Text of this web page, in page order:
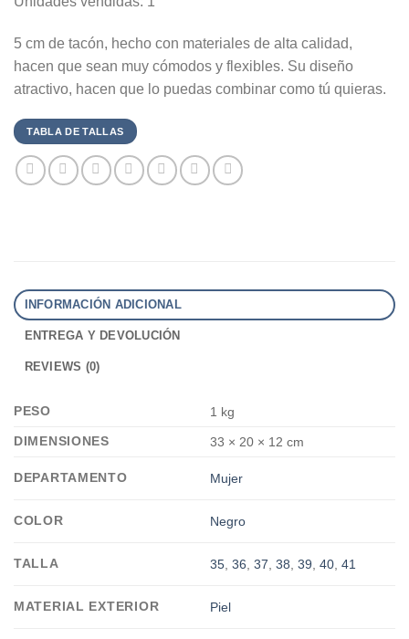
5 cm de tacón, hecho con materiales de alta calidad,
hacen que sean muy cómodos y flexibles. Su diseño
atractivo, hacen que lo puedas combinar como tú quieras.
TABLA DE TALLAS
INFORMACIÓN ADICIONAL
ENTREGA Y DEVOLUCIÓN
REVIEWS (0)
PESO
1 kg
DIMENSIONES
33 × 20 × 12 cm
DEPARTAMENTO Mujer
COLOR Negro
TALLA 35 ,36 ,37 ,38 ,39 ,40 ,41
MATERIAL EXTERIOR Piel